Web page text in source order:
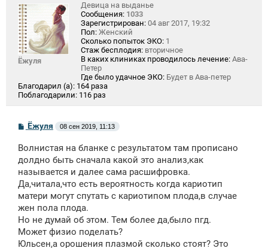
Ёжуля
Девица на выданье
Сообщения: 1033
Зарегистрирован: 04 авг 2017, 19:32
Пол: Женский
Сколько попыток ЭКО: 1
Стаж бесплодия: вторичное
В каких клиниках проводилось лечение: Ава-
Петер
Где было удачное ЭКО: Будет в Ава-петер
Благодарил (а): 164 раза
Поблагодарили: 116 раз
С
б
щ
н
и
Ёжуля 08 сен 2019, 11:13
Волнистая на бланке с результатом там прописано
долдно быть сначала какой это анализ,как
называется и далее сама расшифровка.
Да,читала,что есть вероятность когда кариотип
матери могут спутать с кариотипом плода,в случае
жен пола плода.
Но не думай об этом. Тем более да,было пгд.
Может физио поделать?
Юльсен,а орошения плазмой сколько стоят? Это